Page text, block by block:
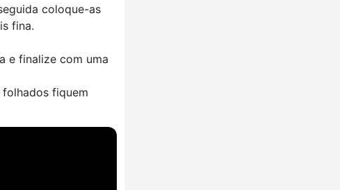
coloque-as
fina.
e finalize com uma
fiquem